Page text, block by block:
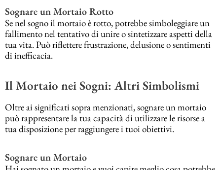
Sognare un Mortaio Rotto
Se nel sogno il mortaio è rotto, potrebbe simboleggiare un
fallimento nel tentativo di unire o sintetizzare aspetti della
tua vita. Può riflettere frustrazione, delusione o sentimenti
di inefficacia.
Il Mortaio nei Sogni: Altri Simbolismi
Oltre ai significati sopra menzionati, sognare un mortaio
può rappresentare la tua capacità di utilizzare le risorse a
tua disposizione per raggiungere i tuoi obiettivi.
Sognare un Mortaio